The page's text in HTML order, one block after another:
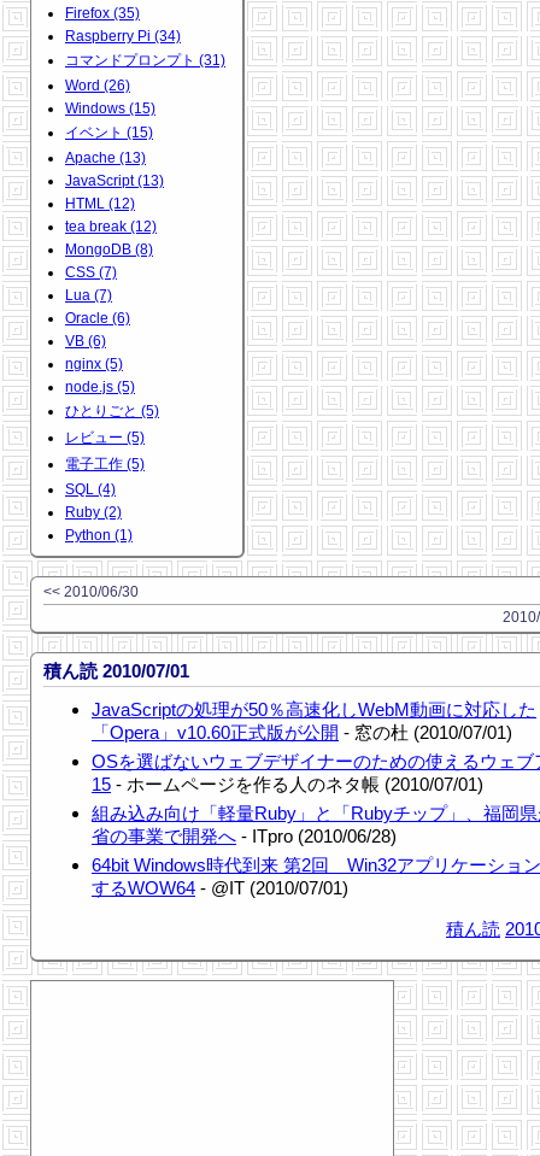
Firefox (35)
Raspberry Pi (34)
コマンドプロンプト (31)
Word (26)
Windows (15)
イベント (15)
Apache (13)
JavaScript (13)
HTML (12)
tea break (12)
MongoDB (8)
CSS (7)
Lua (7)
Oracle (6)
VB (6)
nginx (5)
node.js (5)
ひとりごと (5)
レビュー (5)
電子工作 (5)
SQL (4)
Ruby (2)
Python (1)
<< 2010/06/30
積ん読 2010/07/01
JavaScriptの処理が50％高速化しWebM動画に対応した
「Opera」v10.60正式版が公開 - 窓の杜 (2010/07/01)
OSを選ばないウェブデザイナーのための使えるウェブ
15 - ホームページを作る人のネタ帳 (2010/07/01)
組み込み向け「軽量Ruby」と「Rubyチップ」、福岡
省の事業で開発へ - ITpro (2010/06/28)
64bit Windows時代到来 第2回 Win32アプリケーショ
するWOW64 - @IT (2010/07/01)
積ん読